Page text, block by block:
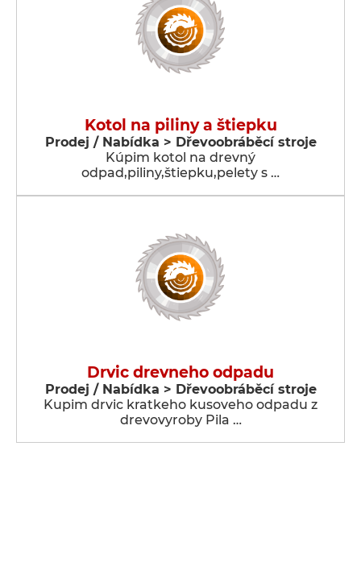
Kotol na piliny a štiepku
Prodej / Nabídka > Dřevoobráběcí stroje
Kúpim kotol na drevný
odpad,piliny,štiepku,pelety s …
Drvic drevneho odpadu
Prodej / Nabídka > Dřevoobráběcí stroje
Kupim drvic kratkeho kusoveho odpadu z
drevovyroby Pila …